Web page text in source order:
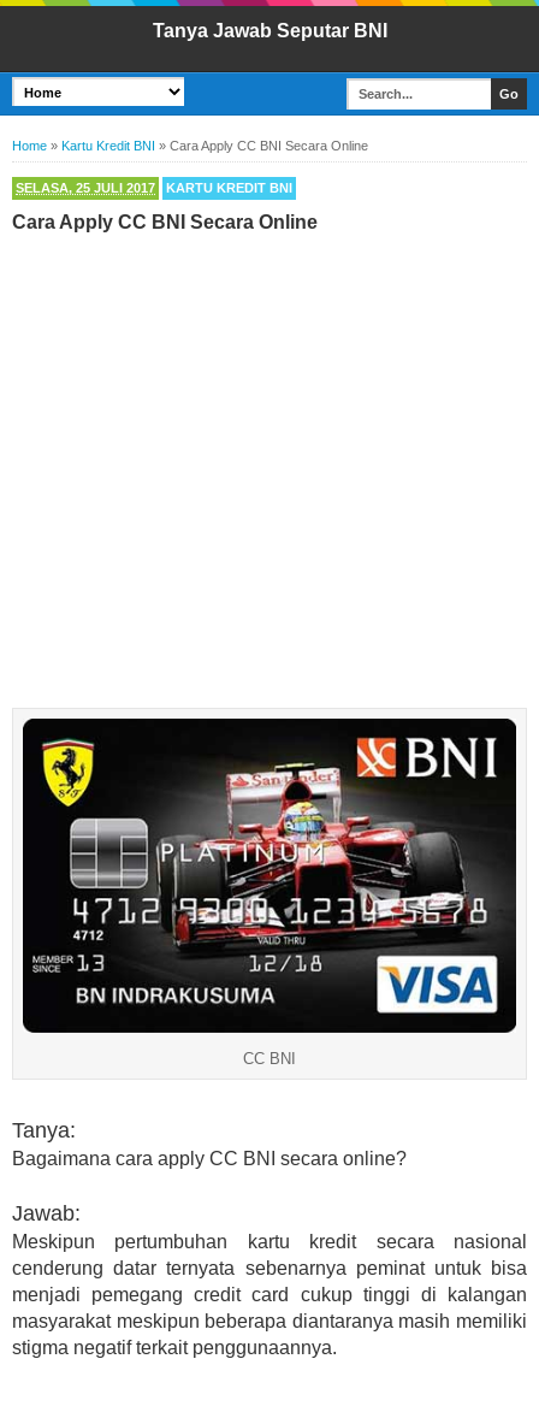
Tanya Jawab Seputar BNI
Home » Kartu Kredit BNI » Cara Apply CC BNI Secara Online
SELASA, 25 JULI 2017 KARTU KREDIT BNI
Cara Apply CC BNI Secara Online
CC BNI
Tanya:
Bagaimana cara apply CC BNI secara online?
Jawab:
Meskipun pertumbuhan kartu kredit secara nasional
cenderung datar ternyata sebenarnya peminat untuk bisa
menjadi pemegang credit card cukup tinggi di kalangan
masyarakat meskipun beberapa diantaranya masih memiliki
stigma negatif terkait penggunaannya.